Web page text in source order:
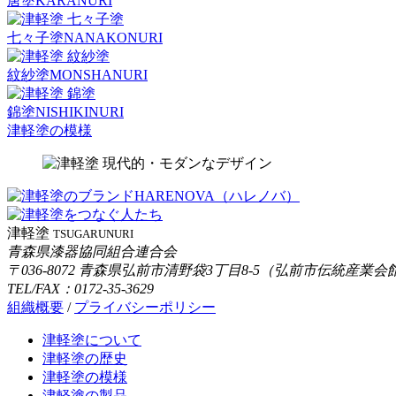
七々子塗NANAKONURI
紋紗塗MONSHANURI
錦塗NISHIKINURI
津軽塗の模様
津軽塗 TSUGARUNURI
青森県漆器協同組合連合会
〒036-8072 青森県弘前市清野袋3丁目8-5（弘前市伝統産業会
TEL/FAX：0172-35-3629
組織概要 / プライバシーポリシー
津軽塗について
津軽塗の歴史
津軽塗の模様